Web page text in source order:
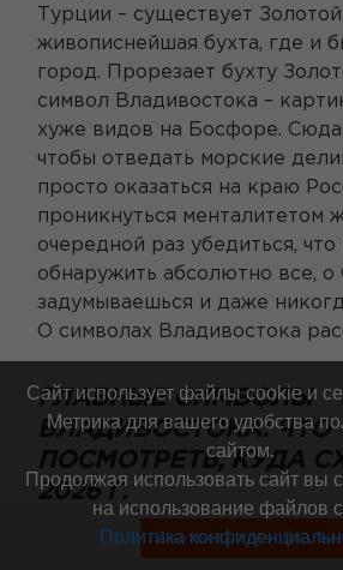
Турции – существует
живописнейшая бухта, где и
город. Прорезает бухту
символ Владивостока –
хуже видов на Босфоре. Сюда
чтобы отведать морские
просто оказаться на краю
проникнуться менталитетом
очередной раз убедиться,
обнаружить абсолютно все, о
задумываешься и даже
О символах Владивостока
ГЛАВНЫЕ СИМВОЛЫ
ВЛАДИВОСТОКА: ЧТО
ПОСМОТРЕТЬ, КУДА
2026 Г.
Интересных мест во
Смотреть туры без
Сайт использует файлы cookie и
Метрика для вашего удобства
сайтом.
Продолжая использовать сайт вы
на использование файлов
Политика